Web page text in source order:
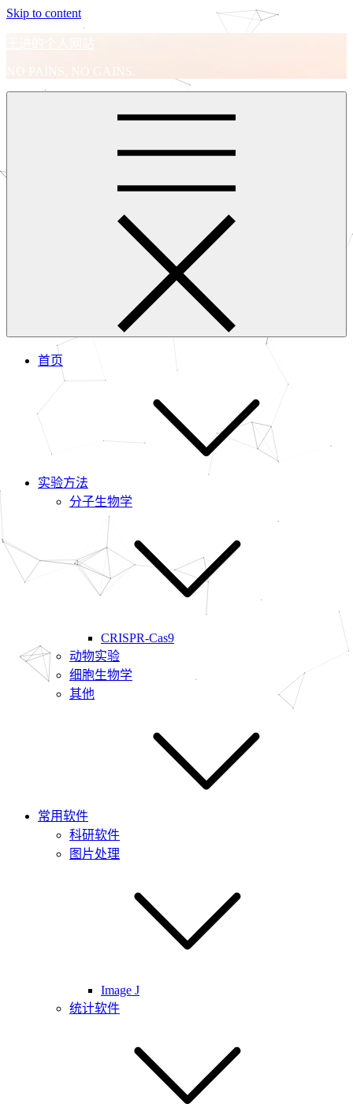
Skip to content
王进的个人网站
NO PAINS, NO GAINS.
首页
实验方法
分子生物学
CRISPR-Cas9
动物实验
细胞生物学
其他
常用软件
科研软件
图片处理
Image J
统计软件